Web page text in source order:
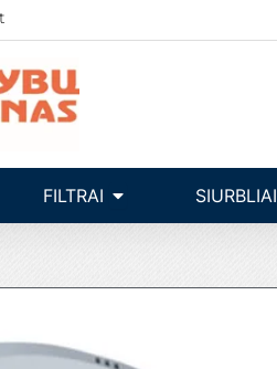
Baseinų įrengimas
FILTRAI Open filtraiSIURBLIAI